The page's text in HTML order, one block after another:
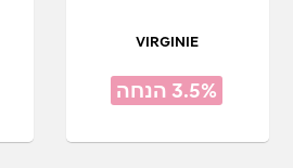
VIRGINIE
3.5% הנחה